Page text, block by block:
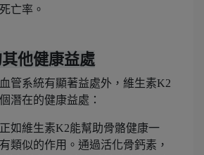
亡率。
他健康益處
管系統有顯著益處外，維生素K2
潛在的健康益處：
正如維生素K2能幫助骨骼健康一
類似的作用。通過活化骨鈣素，